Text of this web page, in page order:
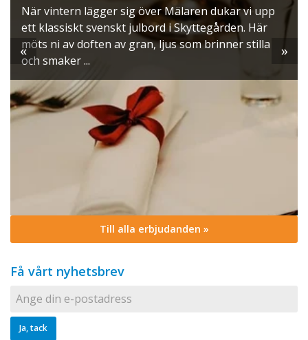
När vintern lägger sig över Mälaren dukar vi upp
ett klassiskt svenskt julbord i Skyttegården. Här
möts ni av doften av gran, ljus som brinner stilla
och smaker ...
« »
Till alla erbjudanden »
Få vårt nyhetsbrev